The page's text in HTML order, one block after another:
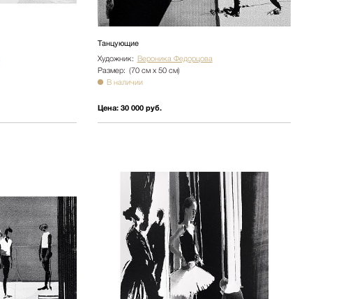
Танцующие
Художник: Вероника Федорцова
Размер: (70 см х 50 см)
В наличии
Цена:30 000 руб.